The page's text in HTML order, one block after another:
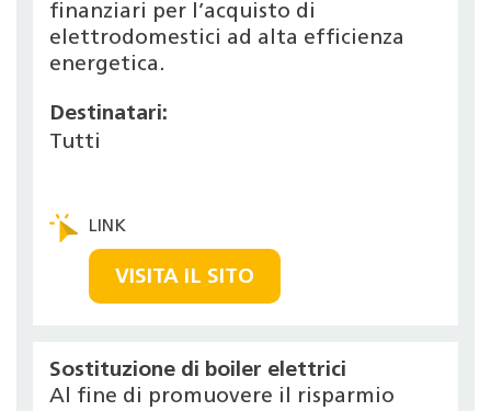
finanziari per l’acquisto di
elettrodomestici ad alta efficienza
energetica.
Destinatari:
Tutti
VISITA IL SITO
Sostituzione di boiler elettrici
Al fine di promuovere il risparmio